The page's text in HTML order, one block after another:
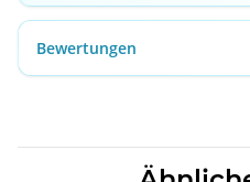
Bewertungen